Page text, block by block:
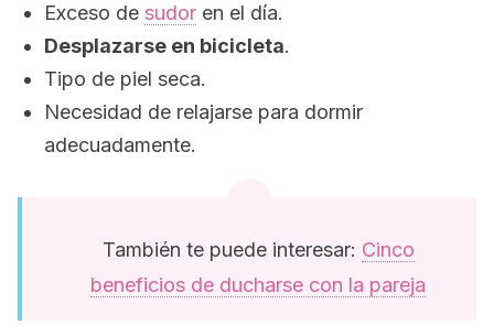
Exceso de sudor en el día.
Desplazarse en bicicleta.
Tipo de piel seca.
Necesidad de relajarse para dormir
adecuadamente.
También te puede interesar: Cinco
beneficios de ducharse con la pareja